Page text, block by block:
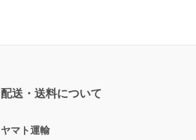
配送・送料について
ヤマト運輸